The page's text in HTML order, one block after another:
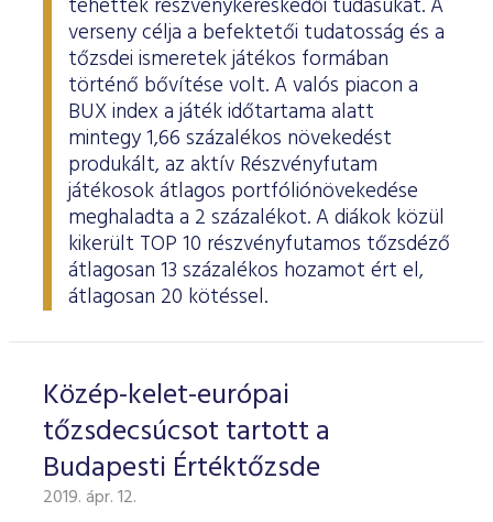
ESG Útmutató
tehették részvénykereskedői tudásukat. A
verseny célja a befektetői tudatosság és a
tőzsdei ismeretek játékos formában
történő bővítése volt. A valós piacon a
BUX index a játék időtartama alatt
mintegy 1,66 százalékos növekedést
produkált, az aktív Részvényfutam
játékosok átlagos portfóliónövekedése
meghaladta a 2 százalékot. A diákok közül
kikerült TOP 10 részvényfutamos tőzsdéző
átlagosan 13 százalékos hozamot ért el,
átlagosan 20 kötéssel.
Közép-kelet-európai
tőzsdecsúcsot tartott a
Budapesti Értéktőzsde
2019. ápr. 12.